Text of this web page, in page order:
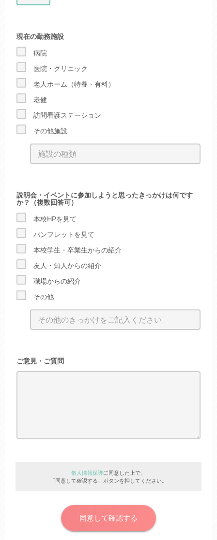
現在の勤務施設
病院
医院・クリニック
老人ホーム（特養・有料）
老健
訪問看護ステーション
その他施設
説明会・イベントに参加しようと思ったきっかけは何です
か？（複数回答可）
本校HPを見て
パンフレットを見て
本校学生・卒業生からの紹介
友人・知人からの紹介
職場からの紹介
その他
ご意見・ご質問
個人情報保護に同意した上で、
「同意して確認する」ボタンを押してください。